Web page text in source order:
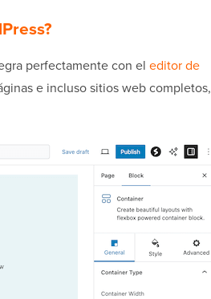
perfectamente con el editor de
e incluso sitios web completos,